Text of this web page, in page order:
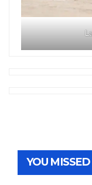
YOU MISSED